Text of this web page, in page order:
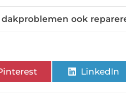
ook
LinkedIn